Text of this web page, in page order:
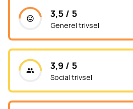
3,5 / 5
Generel trivsel
3,9 / 5
Social trivsel